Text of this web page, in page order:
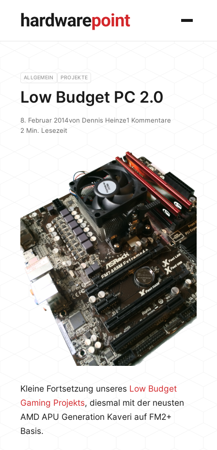
Menü
ALLGEMEIN PROJEKTE
Low Budget PC 2.0
8. Februar 2014von Dennis Heinze1 Kommentare
2 Min. Lesezeit
Kleine Fortsetzung unseres Low Budget
Gaming Projekts, diesmal mit der neusten
AMD APU Generation Kaveri auf FM2+
Basis.